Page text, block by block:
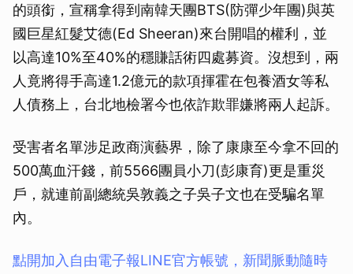
的頭銜，宣稱拿得到南韓天團BTS(防彈少年團)與英
國巨星紅髮艾德(Ed Sheeran)來台開唱的權利，並
以高達10%至40%的穩賺話術四處募資。沒想到，兩
人竟將得手高達1.2億元的款項揮霍在包養酒女等私
人債務上，台北地檢署今也依詐欺罪嫌將兩人起訴。
受害者名單涉足政商演藝界，除了康康至今拿不回的
500萬血汗錢，前5566團員小刀(彭康育)更是重災
戶，就連前副總統吳敦義之子吳子文也在受騙名單
內。
點開加入自由電子報LINE官方帳號，新聞脈動隨時